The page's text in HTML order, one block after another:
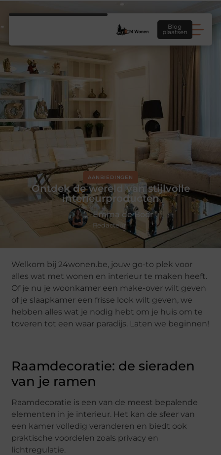
Blog
plaatsen
AANBIEDINGEN
Ontdek de wereld van stijlvolle
interieurproducten
Emma de Boer
Redacteur
Welkom bij 24wonen.be, jouw go-to plek voor
alles wat met wonen en interieur te maken heeft.
Of je nu je woonkamer een make-over wilt geven
of je slaapkamer een frisse look wilt geven, we
hebben alles wat je nodig hebt om je huis om te
toveren tot een waar paradijs. Laten we beginnen!
Raamdecoratie: de sieraden
van je ramen
Raamdecoratie is een van de meest bepalende
elementen in je interieur. Het kan de sfeer van
een kamer volledig veranderen en biedt ook
praktische voordelen zoals privacy en
lichtregulatie.